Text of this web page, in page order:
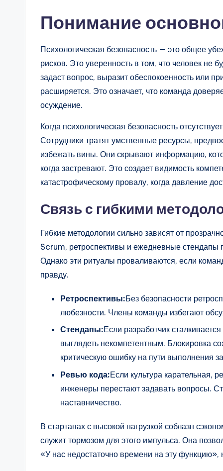
Понимание
Психологическая безопасность — это общее
рисков. Это уверенность в том, что человек не
задаст вопрос, выразит обеспокоенность или
расширяется. Это означает, что команда
осуждение.
Когда психологическая безопасность
Сотрудники тратят умственные ресурсы,
избежать вины. Они скрывают информацию,
когда застревают. Это создает видимость
катастрофическому провалу, когда давление
Связь с гибкими
Гибкие методологии сильно зависят от
Scrum, ретроспективы и ежедневные стендапы
Однако эти ритуалы проваливаются, если
правду.
Ретроспективы:Без безопасности
любезности. Члены команды избегают
Стендапы:Если разработчик
выглядеть некомпетентным. Блокировка
критическую ошибку на пути выполнения
Ревью кода:Если культура
инженеры перестают задавать вопросы.
наставничество.
В стартапах с высокой нагрузкой соблазн
служит тормозом для этого импульса. Она
«У нас недостаточно времени на эту